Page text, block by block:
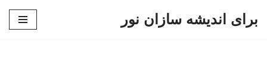
برای اندیشه سازان نور